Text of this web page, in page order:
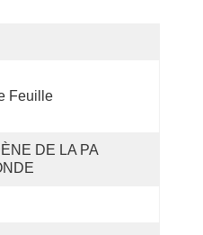
Feuille
DE LA PA